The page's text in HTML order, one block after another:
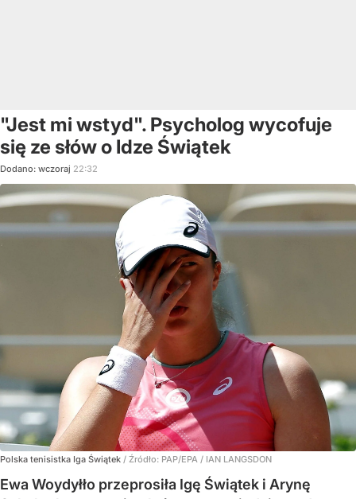
"Jest mi wstyd". Psycholog wycofuje
się ze słów o Idze Świątek
Dodano: wczoraj 22:32
Polska tenisistka Iga Świątek / Źródło: PAP/EPA / IAN LANGSDON
Ewa Woydyłło przeprosiła Igę Świątek i Arynę